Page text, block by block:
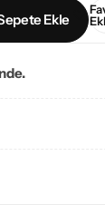
Ekle